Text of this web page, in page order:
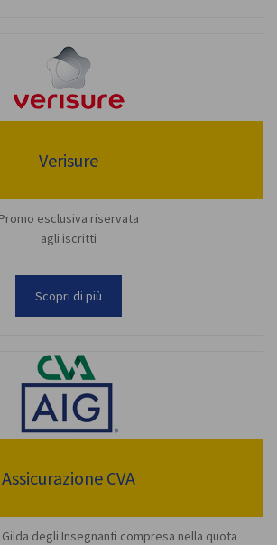
Verisure
Promo esclusiva riservata
agli iscritti
Scopri di più
Assicurazione CVA
degli Insegnanti compresa nella quota